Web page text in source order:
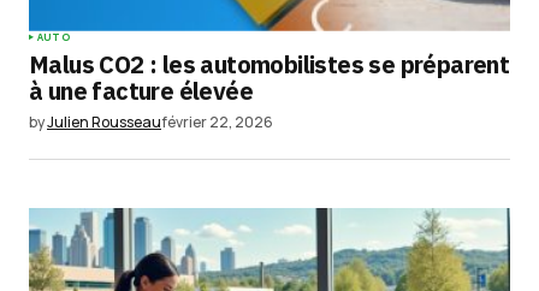
AUTO
Malus CO2 : les automobilistes se préparent
à une facture élevée
byJulien Rousseaufévrier 22, 2026